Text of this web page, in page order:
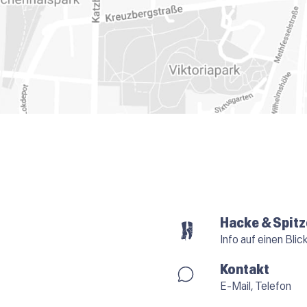
Hacke &
Info auf einen
Kontakt
E-Mail, Telefon